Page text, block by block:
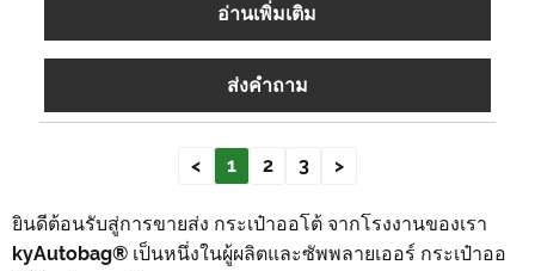
อ่านเพิ่มเติม
ส่งคำถาม
< 1 2 3 >
ยินดีต้อนรับสู่การขายส่ง กระเป๋าออโต้ จากโรงงานของเรา
kyAutobag® เป็นหนึ่งในผู้ผลิตและซัพพลายเออร์ กระเป๋าออ